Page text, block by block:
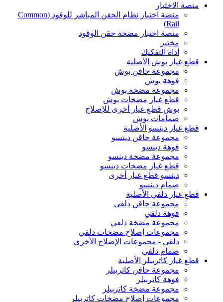
منصة الاختبار
منصة اختبار نظام الحقن المباشر للوقود (Common
Rail)
منصة اختبار مضخة حقن الوقود
مختبر
أداة التفكيك
قطع غيار بوش الأصلية
مجموعة حاقن بوش
فوهة بوش
مجموعة مضخة بوش
قطع غيار مضخات بوش
بوش قطع غيار أخرى للإصلاح
صمامات بوش
قطع غيار دينسو الأصلية
مجموعة حاقن دينسو
فوهة دينسو
مجموعة مضخة دينسو
قطع غيار مضخات دينسو
دينسو قطع غيار أخرى
صمام دينسو
قطع غيار دلفي الأصلية
مجموعة حاقن دلفي
فوهة دلفي
مجموعة مضخة دلفي
مجموعات إصلاح مضخات دلفي
دلفي - مجموعات الإصلاح الأخرى
صمام دلفي
قطع غيار كاتربيلر الأصلية
مجموعة حاقن كاتربيلر
فوهة كاتربيلر
مجموعة مضخة كاتربيلر
مجموعات إصلاح مضخات كاتربيلر